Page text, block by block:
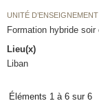
UNITÉ D’ENSEIGNEMENT
Formation hybride soir
Lieu(x)
Liban
Éléments 1 à 6 sur 6